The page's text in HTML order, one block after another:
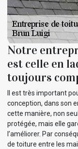
Notre
est celle en
toujours
Il est très important
conception, dans son
cette manière, non
protégée, mais elle
l’améliorer. Par
de toiture entre les